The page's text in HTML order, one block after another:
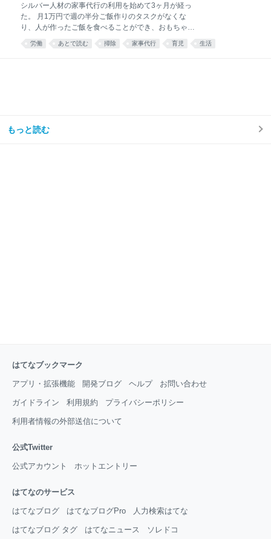
シルバー人材の家事代行の利用を始めて3ヶ月が経っ
た。 月1万円で週の半分ご飯作りのタスクがなくな
り、人が作ったご飯を食べることができ、おもちゃが
なくなり、トイレ掃除は頻度が半分くらいになった。
が1人。 毎日時間との戦い。 私は仕事終わりに家事を
楽しくテキパキとできる方ではない。ついだらけてし
労働 あとで読む 掃除 家事代行 育児 生活
もっと読む
はてなブックマーク
アプリ・拡張機能 開発ブログ ヘルプ お問い合わせ
ガイドライン 利用規約 プライバシーポリシー
利用者情報の外部送信について
公式Twitter
公式アカウント ホットエントリー
はてなのサービス
はてなブログ はてなブログPro 人力検索はてな
はてなブログ タグ はてなニュース ソレドコ